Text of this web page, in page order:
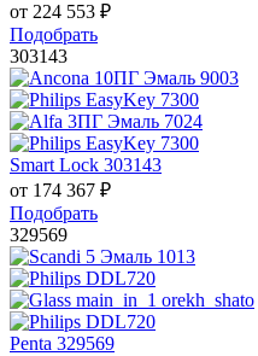
от 224 553 ₽
Подобрать
303143
Smart Lock 303143
от 174 367 ₽
Подобрать
329569
Penta 329569